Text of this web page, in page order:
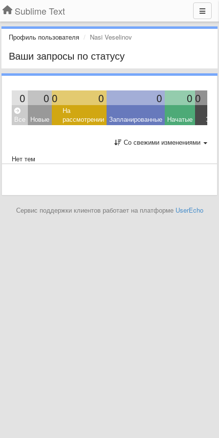
Sublime Text
Профиль пользователя Nasi Veselinov
Ваши запросы по статусу
0 0 0 0 0 0 0
Все Новые
На
рассмотрении Запланированные Начатые
Со свежими изменениями
Нет тем
Сервис поддержки клиентов работает на платформе UserEcho